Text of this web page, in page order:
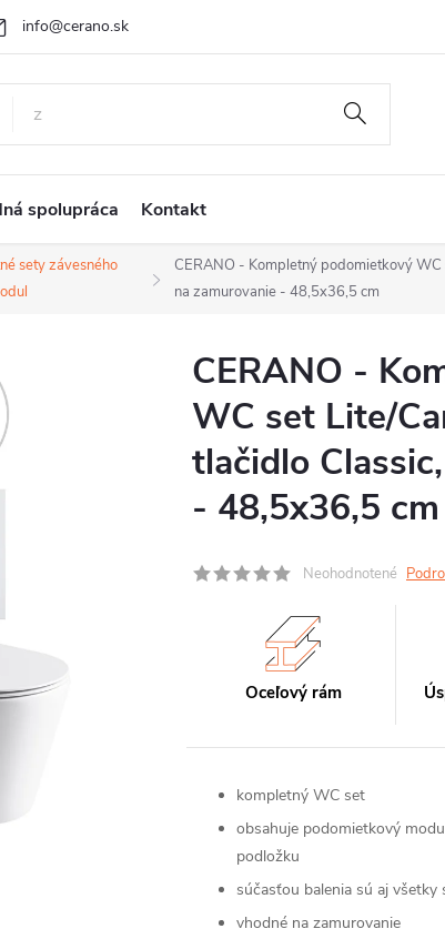
232 195 445
info@cerano.sk
ponuka na mieru
spolupráca Kontakt
sety závesného
CERANO - Kompletný podomietkový
na zamurovanie - 48,5x36,5 cm
CERANO -
WC set Lite/
tlačidlo
- 48,5x36,5 cm
Neohodnotené
Oceľový rám
kompletný WC set
obsahuje podomietkový
podložku
súčasťou balenia sú aj
vhodné na zamurovanie